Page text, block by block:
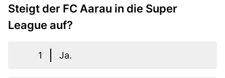
Steigt der FC Aarau in die Super
League auf?
1 Ja.